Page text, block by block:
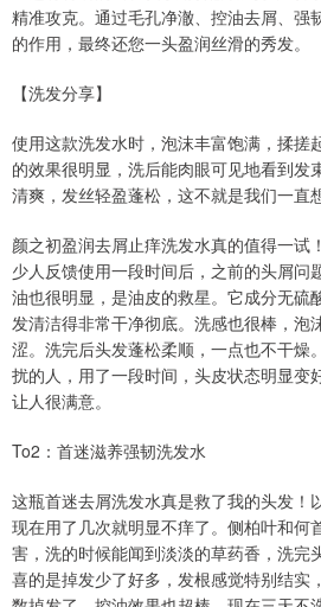
精准攻克。通过毛孔净澈、控油去屑、强
的作用，最终还您一头盈润丝滑的秀发。
【洗发分享】
使用这款洗发水时，泡沫丰富饱满，揉搓
的效果很明显，洗后能肉眼可见地看到发
清爽，发丝轻盈蓬松，这不就是我们一直
颜之初盈润去屑止痒洗发水真的值得一试
少人反馈使用一段时间后，之前的头屑问
油也很明显，是油皮的救星。它成分无硫
发清洁得非常干净彻底。洗感也很棒，泡
涩。洗完后头发蓬松柔顺，一点也不干燥
扰的人，用了一段时间，头皮状态明显变
让人很满意。
To2：首迷滋养强韧洗发水
这瓶首迷去屑洗发水真是救了我的头发！
现在用了几次就明显不痒了。侧柏叶和何
害，洗的时候能闻到淡淡的草药香，洗完
喜的是掉发少了好多，发根感觉特别结实